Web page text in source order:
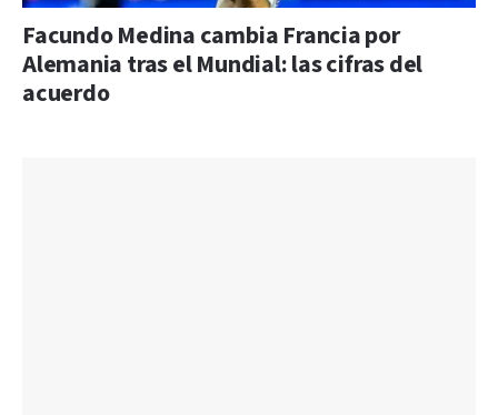
Facundo Medina cambia Francia por
Alemania tras el Mundial: las cifras del
acuerdo